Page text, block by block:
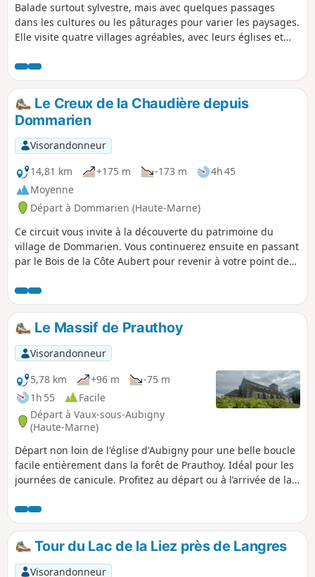
Balade surtout sylvestre, mais avec quelques passages
dans les cultures ou les pâturages pour varier les paysages.
Elle visite quatre villages agréables, avec leurs églises et
niques aménagés. Elle permet de profiter des vues sur le
Lac de la Mouche, et de serpenter au pied de falaises, par
endroit déchiquetées, comme le long du "sentier
écologique" (de (15) à (16) ).Si l'on trouve la balade un peu
longue, on peut la raccourcir à 15 km environ, en coupant
de (8) à (17)
Le Creux de la Chaudière depuis
Dommarien
Visorandonneur
14,81 km
+175 m -173 m
4h 45
Moyenne
Départ à Dommarien (Haute-Marne)
Ce circuit vous invite à la découverte du patrimoine du
village de Dommarien. Vous continuerez ensuite en passant
par le Bois de la Côte Aubert pour revenir à votre point de
village de Chassigny.Au passage, vous découvrirez le pont,
les lavoirs et les « patouillets » de Dommarien.
Le Massif de Prauthoy
Visorandonneur
5,78 km
+96 m
-75 m
1h 55
Facile
Départ à Vaux-sous-Aubigny
(Haute-Marne)
Départ non loin de l'église d'Aubigny pour une belle boucle
facile entièrement dans la forêt de Prauthoy. Idéal pour les
journées de canicule. Profitez au départ ou à l’arrivée de la
Blanc si beau temps dégagé.
Tour du Lac de la Liez près de Langres
Visorandonneur